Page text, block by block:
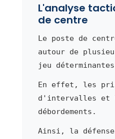
L'analyse
de centre
Le poste de
autour de
jeu
En effet, les
d'intervalles et
débordements.
Ainsi, la